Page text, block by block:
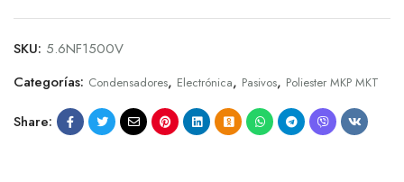
SKU: 5.6NF1500V
Categorías: Condensadores, Electrónica, Pasivos, Poliester MKP MKT
Share: